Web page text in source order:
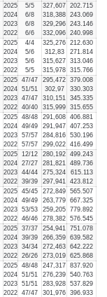
2025
2024
2023
2022
5/5
6/8
6/8
6/6
327,607
318,388
329,296
332,096
202.715
243.069
243.146
240.998
2025
2024
2023
2022
4/4
5/6
5/6
5/5
325,276
312,83
315,627
315,978
212.630
271.814
313.046
315.766
2025
2024
2023
2022
47/47
51/51
47/47
40/40
295,472
302,97
310,151
315,999
379.008
330.303
345.335
315.655
2025
2024
2023
2022
48/48
49/49
57/57
57/57
291,608
291,947
284,816
299,022
406.881
407.253
530.196
416.499
2025
2024
2023
2022
12/12
27/27
44/44
39/39
280,192
281,821
275,324
297,941
499.243
489.736
615.113
423.812
2025
2024
2023
2022
45/45
49/49
53/53
46/46
272,849
263,779
259,205
278,382
565.507
667.325
779.892
576.545
2025
2024
2023
2022
37/37
39/39
34/34
26/26
254,941
266,359
272,463
273,019
751.078
639.582
642.222
625.868
2025
2024
2023
2022
48/48
51/51
51/51
47/47
247,317
276,239
283,928
301,976
837.920
540.763
537.829
396.933